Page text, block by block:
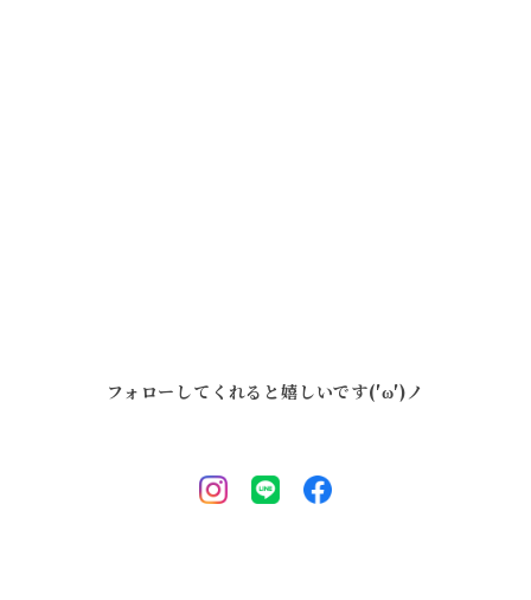
フォローしてくれると嬉しいです('ω')ノ